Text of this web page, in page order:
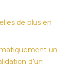
de plus en
un
d’un